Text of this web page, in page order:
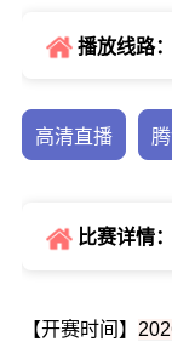
播放线路：
高清直播
比赛详情：
【开赛时间】